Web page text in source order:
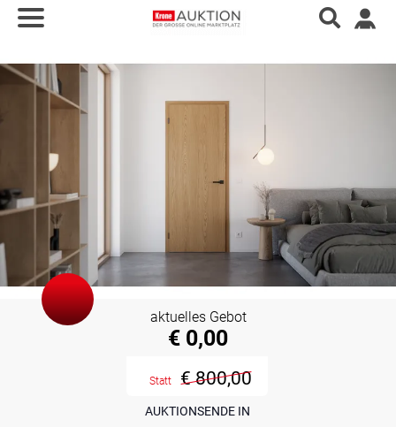
AUKTIONSENDE IN
aktuelles Gebot
€ 0,00
Statt € 800,00